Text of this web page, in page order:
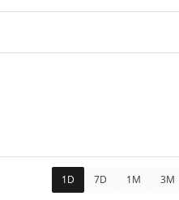
1D 7D 1M 3M